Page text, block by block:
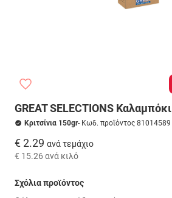
GREAT SELECTIONS Καλαμπόκι
Κριτσίνια 150gr- Κωδ. προϊόντος 81014589
€ 2.29 ανά τεμάχιο
€ 15.26 ανά κιλό
Σχόλια προϊόντος